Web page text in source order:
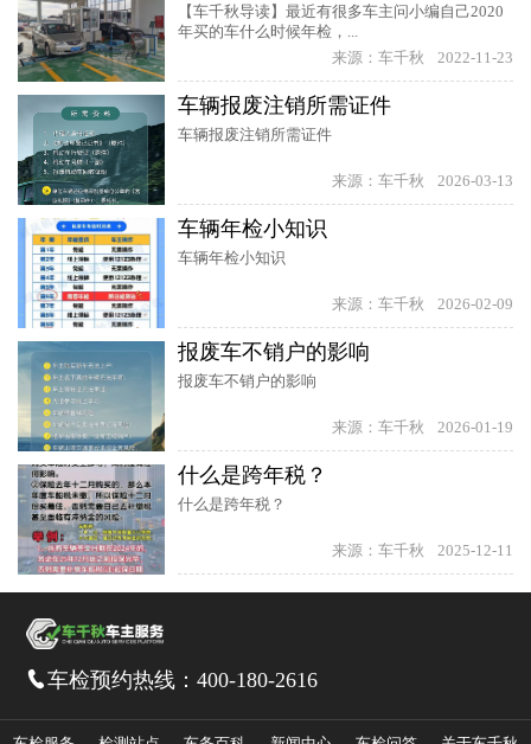
【车千秋导读】最近有很多车主问小编自己2020
年买的车什么时候年检，...
来源：车千秋
2022-11-23
车辆报废注销所需证件
车辆报废注销所需证件
来源：车千秋 2026-03-13
车辆年检小知识
车辆年检小知识
来源：车千秋 2026-02-09
报废车不销户的影响
报废车不销户的影响
来源：车千秋 2026-01-19
什么是跨年税？
什么是跨年税？
来源：车千秋 2025-12-11
车检预约热线： 400-180-2616